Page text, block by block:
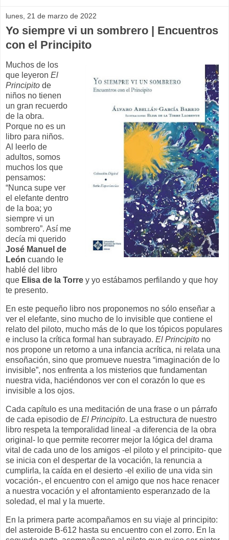
lunes, 21 de marzo de 2022
Yo siempre vi un sombrero | Encuentros
con el Principito
Muchos de los
que leyeron El
Principito de
niños no tienen
un gran recuerdo
de la obra.
Porque no es un
libro para niños.
Al leerlo de
adultos, somos
muchos los que
pensamos:
“Nunca supe ver
el elefante dentro
de la boa; yo
siempre vi un
sombrero”. Así me
decía mi querido
José Manuel de
León cuando le
hablé del libro
que Elisa de la Torre y yo estábamos perfilando y que hoy
te presento.
En este pequeño libro nos proponemos no sólo enseñar a
ver el elefante, sino mucho de lo invisible que contiene el
relato del piloto, mucho más de lo que los tópicos populares
e incluso la crítica formal han subrayado. El Principito no
nos propone un retorno a una infancia acrítica, ni relata una
ensoñación, sino que promueve nuestra “imaginación de lo
invisible”, nos enfrenta a los misterios que fundamentan
nuestra vida, haciéndonos ver con el corazón lo que es
invisible a los ojos.
Cada capítulo es una meditación de una frase o un párrafo
de cada episodio de El Principito. La estructura de nuestro
libro respeta la temporalidad lineal -a diferencia de la obra
original- lo que permite recorrer mejor la lógica del drama
vital de cada uno de los amigos -el piloto y el principito- que
se inicia con el despertar de la vocación, la renuncia a
cumplirla, la caída en el desierto -el exilio de una vida sin
vocación-, el encuentro con el amigo que nos hace renacer
a nuestra vocación y el afrontamiento esperanzado de la
soledad, el mal y la muerte.
En la primera parte acompañamos en su viaje al principito:
del asteroide B-612 hasta su encuentro con el zorro. En la